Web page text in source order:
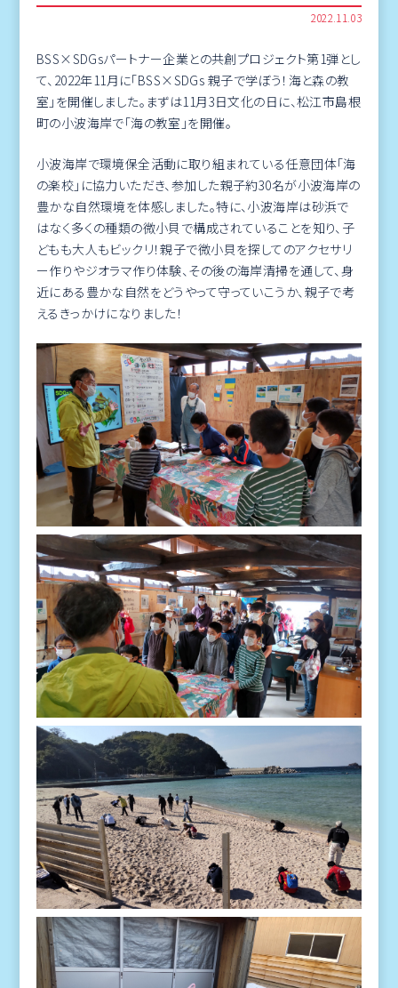
2022.11.03
BSS×SDGsパートナー企業との共創プロジェクト第1弾とし
て、2022年11月に「BSS×SDGs 親子で学ぼう！海と森の教
室」を開催しました。まずは11月3日文化の日に、松江市島根
町の小波海岸で「海の教室」を開催。
小波海岸で環境保全活動に取り組まれている任意団体「海
の楽校」に協力いただき、参加した親子約30名が小波海岸の
豊かな自然環境を体感しました。特に、小波海岸は砂浜で
はなく多くの種類の微小貝で構成されていることを知り、子
どもも大人もビックリ！親子で微小貝を探してのアクセサリ
ー作りやジオラマ作り体験、その後の海岸清掃を通して、身
近にある豊かな自然をどうやって守っていこうか、親子で考
えるきっかけになりました！